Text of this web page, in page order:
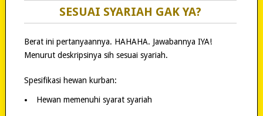
SESUAI SYARIAH GAK YA?
Berat ini pertanyaannya. HAHAHA. Jawabannya IYA!
Menurut deskripsinya sih sesuai syariah.
Spesifikasi hewan kurban:
Hewan memenuhi syarat syariah